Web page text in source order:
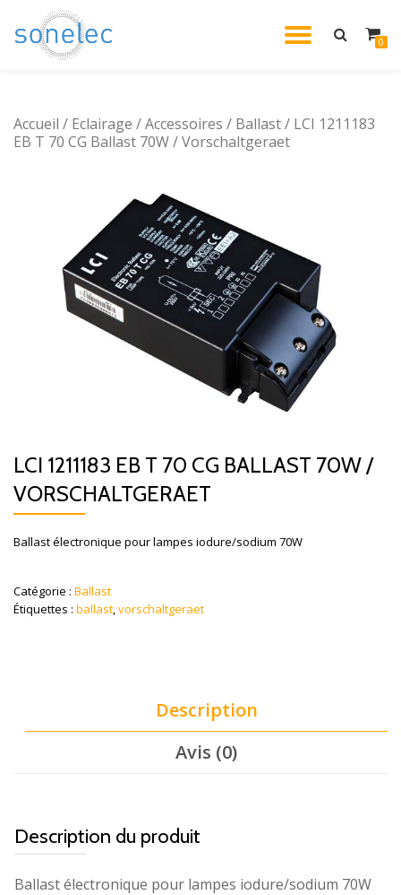
Aller
0
Accueil / Eclairage /Accessoires / Ballast/ LCI 1211183
EB T 70 CG Ballast 70W / Vorschaltgeraet
LCI 1211183 EB T 70 CG BALLAST 70W /
VORSCHALTGERAET
Ballast électronique pour lampes iodure/sodium 70W
Catégorie : Ballast
Étiquettes : ballast,vorschaltgeraet
Description
Avis (0)
Description du produit
Ballast électronique pour lampes iodure/sodium 70W